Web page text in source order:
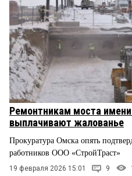
Ремонтникам моста
выплачивают жалованье
Прокуратура Омска опять
работников ООО «СтройТраст»
19 февраля 2026 15:01 9